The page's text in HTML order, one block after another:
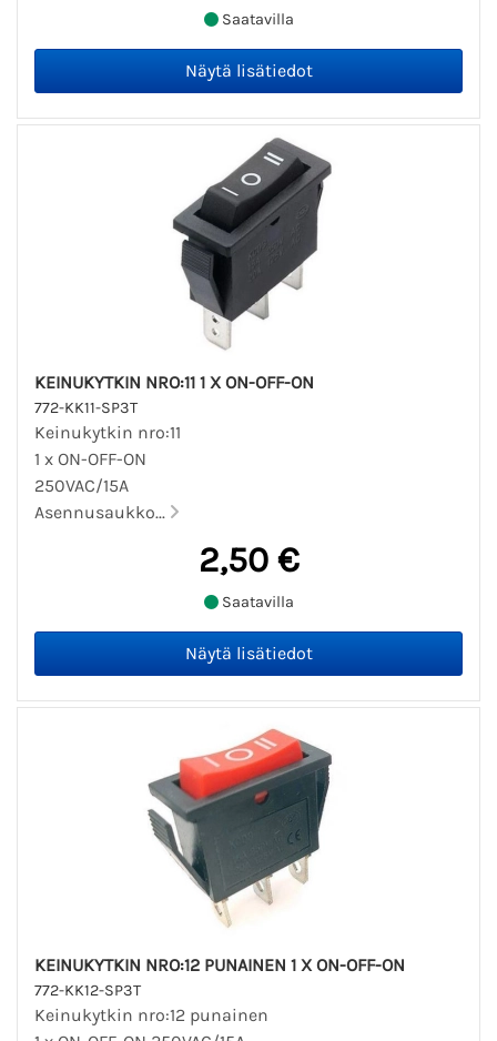
Saatavilla
KEINUKYTKIN NRO:11 1 X ON-OFF-ON
772-KK11-SP3T
Keinukytkin nro:11
1 x ON-OFF-ON
250VAC/15A
Asennusaukko...
2,50 €
Saatavilla
KEINUKYTKIN NRO:12 PUNAINEN 1 X ON-OFF-ON
772-KK12-SP3T
Keinukytkin nro:12 punainen